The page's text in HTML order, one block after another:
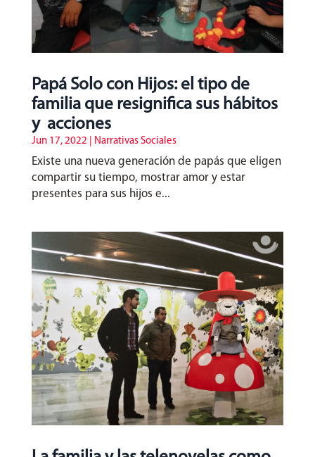
Papá Solo con Hijos: el tipo de
familia que resignifica sus hábitos
y acciones
Jun 17, 2022 Narrativas Sociales
Existe una nueva generación de papás que eligen
compartir su tiempo, mostrar amor y estar
presentes para sus hijos e...